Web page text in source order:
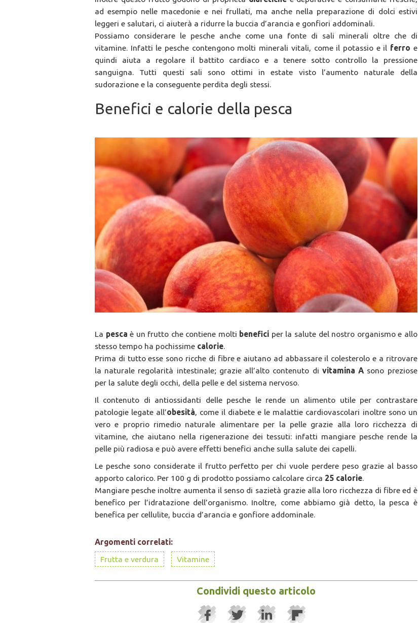
ad esempio nelle macedonie e nei frullati, ma anche nella preparazione di dolci estivi
leggeri e salutari, ci aiuterà a ridurre la buccia d’arancia e gonfiori addominali.
Possiamo considerare le pesche anche come una fonte di sali minerali oltre che di
vitamine. Infatti le pesche contengono molti minerali vitali, come il potassio e il ferro e
quindi aiuta a regolare il battito cardiaco e a tenere sotto controllo la pressione
sanguigna. Tutti questi sali sono ottimi in estate visto l’aumento naturale della
sudorazione e la conseguente perdita degli stessi.
Benefici e calorie della pesca
La pescaè un frutto che contiene molti benefici per la salute del nostro organismo e allo
stesso tempo ha pochissime calorie.
Prima di tutto esse sono ricche di fibre e aiutano ad abbassare il colesterolo e a ritrovare
la naturale regolarità intestinale; grazie all’alto contenuto di vitamina A sono preziose
per la salute degli occhi, della pelle e del sistema nervoso.
Il contenuto di antiossidanti delle pesche le rende un alimento utile per contrastare
patologie legate all’obesità, come il diabete e le malattie cardiovascolari inoltre sono un
vero e proprio rimedio naturale alimentare per la pelle grazie alla loro ricchezza di
vitamine, che aiutano nella rigenerazione dei tessuti: infatti mangiare pesche rende la
pelle più radiosa e può avere effetti benefici anche sulla salute dei capelli.
Le pesche sono considerate il frutto perfetto per chi vuole perdere peso grazie al basso
apporto calorico. Per 100 g di prodotto possiamo calcolare circa 25 calorie.
Mangiare pesche inoltre aumenta il senso di sazietà grazie alla loro ricchezza di fibre ed è
benefico per l’idratazione dell’organismo. Inoltre, come abbiamo già detto, la pesca è
benefica per cellulite, buccia d’arancia e gonfiore addominale.
Argomenti correlati:
Frutta e verdura
Vitamine
Condividi questo articolo